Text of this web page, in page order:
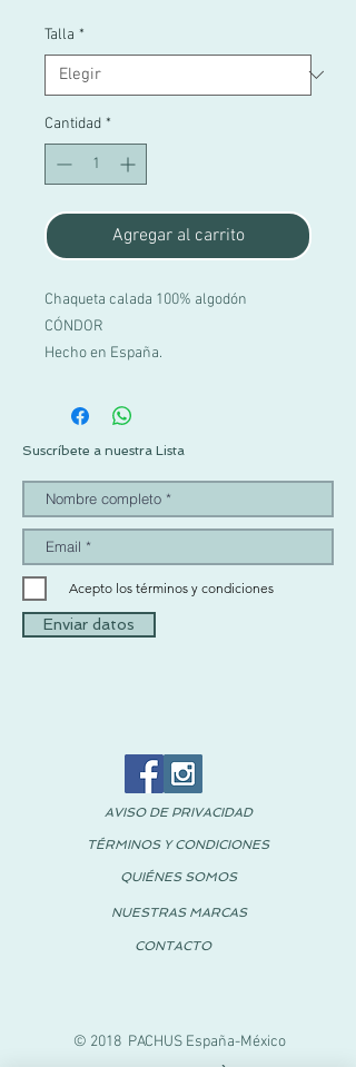
Talla *
Cantidad *
Agregar al carrito
Chaqueta calada 100% algodón
CÓNDOR
Hecho en España.
Suscríbete a nuestra Lista
Acepto los términos y condiciones
Enviar datos
© 2018 PACHUS España-México
AVISO DE PRIVACIDAD
TÉRMINOS Y CONDICIONES
QUIÉNES SOMOS
NUESTRAS MARCAS
CONTACTO